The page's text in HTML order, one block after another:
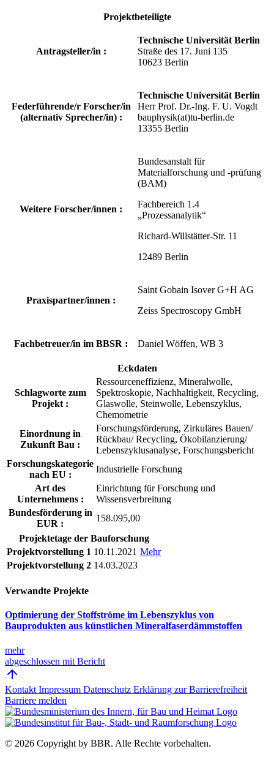
Projektbeteiligte
Antragsteller/in :
Technische Universität Berlin
Straße des 17. Juni 135
10623 Berlin
Federführende/r Forscher/in
(alternativ Sprecher/in) :
Technische Universität Berlin
Herr Prof. Dr.-Ing. F. U. Vogdt
bauphysik(at)tu-berlin.de
13355 Berlin
Weitere Forscher/innen :
Bundesanstalt für
Materialforschung und -prüfung
(BAM)
Fachbereich 1.4
„Prozessanalytik“
Richard-Willstätter-Str. 11
12489 Berlin
Praxispartner/innen :
Saint Gobain Isover G+H AG
Zeiss Spectroscopy GmbH
Fachbetreuer/in im BBSR : Daniel Wöffen, WB 3
Eckdaten
Schlagworte zum
Projekt :
Ressourceneffizienz, Mineralwolle,
Spektroskopie, Nachhaltigkeit, Recycling,
Glaswolle, Steinwolle, Lebenszyklus,
Chemometrie
Einordnung in
Zukunft Bau :
Forschungsförderung, Zirkuläres Bauen/
Rückbau/ Recycling, Ökobilanzierung/
Lebenszyklusanalyse, Forschungsbericht
Forschungskategorie
nach EU :
Industrielle Forschung
Art des
Unternehmens :
Einrichtung für Forschung und
Wissensverbreitung
Bundesförderung in
EUR :
158.095,00
Projektetage der Bauforschung
Projektvorstellung 1 10.11.2021 Mehr
Projektvorstellung 2 14.03.2023
Verwandte Projekte
Optimierung der Stoffströme im Lebenszyklus von
Bauprodukten aus künstlichen Mineralfaserdämmstoffen
mehr
abgeschlossen mit Bericht
Kontakt Impressum Datenschutz Erklärung zur Barrierefreiheit
Barriere melden
© 2026 Copyright by BBR. Alle Rechte vorbehalten.